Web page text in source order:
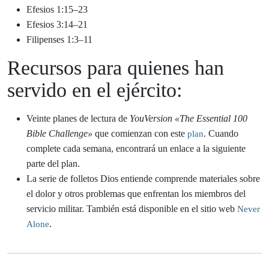
Efesios 1:15–23
Efesios 3:14–21
Filipenses 1:3–11
Recursos para quienes han
servido en el ejército:
Veinte planes de lectura de YouVersion «The Essential 100
Bible Challenge» que comienzan con este plan. Cuando
complete cada semana, encontrará un enlace a la siguiente
parte del plan.
La serie de folletos Dios entiende comprende materiales sobre
el dolor y otros problemas que enfrentan los miembros del
servicio militar. También está disponible en el sitio web Never
Alone.